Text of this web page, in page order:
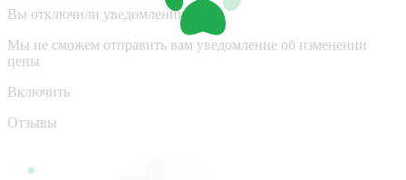
Вы отключили уведомления
Мы не сможем отправить вам уведомление об изменении
цены
Включить
Отзывы